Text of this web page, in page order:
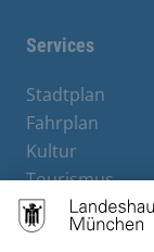
Services
Stadtplan
Fahrplan
Kultur
Tourismus
M-Strom
Bürgerservice